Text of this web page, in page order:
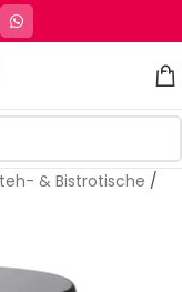
& Bistrotische /